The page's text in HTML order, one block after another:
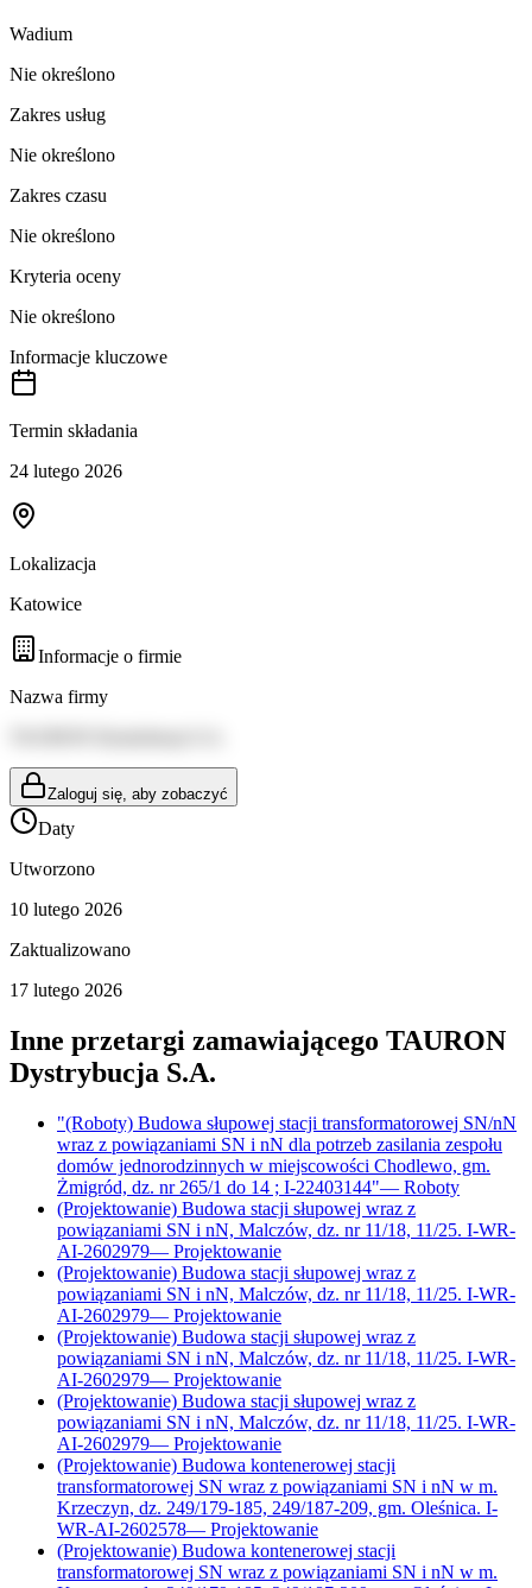
Wadium
Nie określono
Zakres usług
Nie określono
Zakres czasu
Nie określono
Kryteria oceny
Nie określono
Informacje kluczowe
Termin składania
24 lutego 2026
Lokalizacja
Katowice
Informacje o firmie
Nazwa firmy
Zaloguj się, aby zobaczyć
Daty
Utworzono
10 lutego 2026
Zaktualizowano
17 lutego 2026
Inne przetargi zamawiającego TAURON
Dystrybucja S.A.
"(Roboty) Budowa słupowej stacji transformatorowej SN/nN
wraz z powiązaniami SN i nN dla potrzeb zasilania zespołu
domów jednorodzinnych w miejscowości Chodlewo, gm.
Żmigród, dz. nr 265/1 do 14 ; I-22403144"— Roboty
(Projektowanie) Budowa stacji słupowej wraz z
powiązaniami SN i nN, Malczów, dz. nr 11/18, 11/25. I-WR-
AI-2602979— Projektowanie
(Projektowanie) Budowa stacji słupowej wraz z
powiązaniami SN i nN, Malczów, dz. nr 11/18, 11/25. I-WR-
AI-2602979— Projektowanie
(Projektowanie) Budowa stacji słupowej wraz z
powiązaniami SN i nN, Malczów, dz. nr 11/18, 11/25. I-WR-
AI-2602979— Projektowanie
(Projektowanie) Budowa stacji słupowej wraz z
powiązaniami SN i nN, Malczów, dz. nr 11/18, 11/25. I-WR-
AI-2602979— Projektowanie
(Projektowanie) Budowa kontenerowej stacji
transformatorowej SN wraz z powiązaniami SN i nN w m.
Krzeczyn, dz. 249/179-185, 249/187-209, gm. Oleśnica. I-
WR-AI-2602578— Projektowanie
(Projektowanie) Budowa kontenerowej stacji
transformatorowej SN wraz z powiązaniami SN i nN w m.